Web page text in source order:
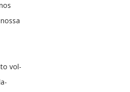
vol-